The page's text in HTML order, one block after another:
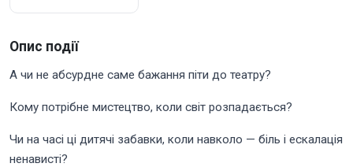
Опис події
А чи не абсурдне саме бажання піти до театру?
Кому потрібне мистецтво, коли світ розпадається?
Чи на часі ці дитячі забавки, коли навколо — біль і ескалація
ненависті?